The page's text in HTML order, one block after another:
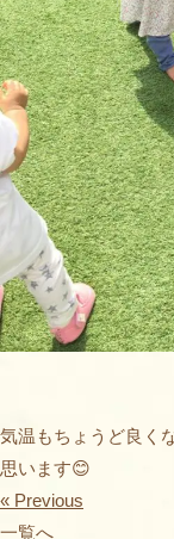
気温もちょうど良く
思います😊
« Previous
一覧へ